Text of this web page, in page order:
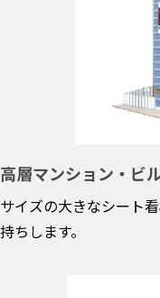
高層マンション・ビ
サイズの大きなシート
持ちします。